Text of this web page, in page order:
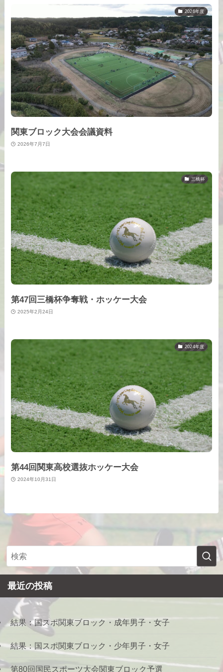
2026年度
関東ブロック大会会議資料
2026年7月7日
三橋杯
第47回三橋杯争奪戦・ホッケー大会
2025年2月24日
2024年度
第44回関東高校選抜ホッケー大会
2024年10月31日
最近の投稿
結果：国スポ関東ブロック・成年男子・女子
結果：国スポ関東ブロック・少年男子・女子
第80回国民スポーツ大会関東ブロック予選